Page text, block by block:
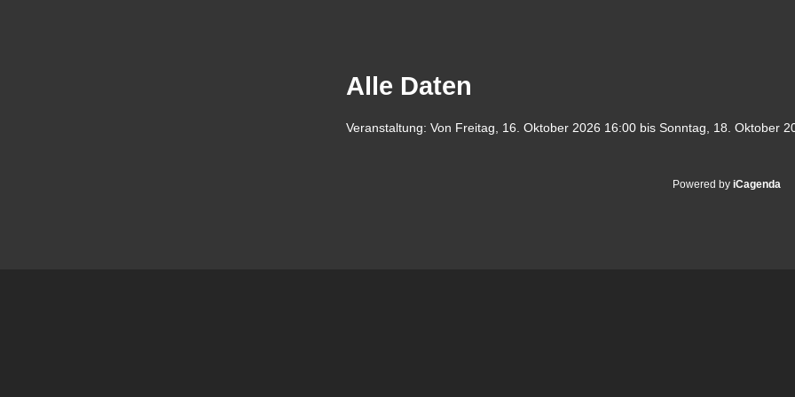
Alle Daten
Veranstaltung: Von Freitag, 16. Oktober 2026 16:00 bis Sonntag, 18. Oktober
Powered by iCagenda